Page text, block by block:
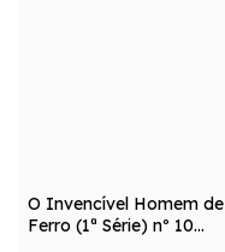
O Invencível Homem de
Ferro (1ª Série) nº 10